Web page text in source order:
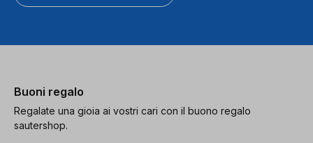
Buoni regalo
Regalate una gioia ai vostri cari con il buono regalo
sautershop.